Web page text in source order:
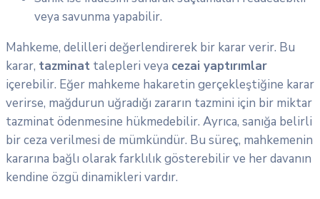
veya savunma yapabilir.
Mahkeme, delilleri değerlendirerek bir karar verir. Bu
karar, tazminat talepleri veya cezai yaptırımlar
içerebilir. Eğer mahkeme hakaretin gerçekleştiğine karar
verirse, mağdurun uğradığı zararın tazmini için bir miktar
tazminat ödenmesine hükmedebilir. Ayrıca, sanığa belirli
bir ceza verilmesi de mümkündür. Bu süreç, mahkemenin
kararına bağlı olarak farklılık gösterebilir ve her davanın
kendine özgü dinamikleri vardır.